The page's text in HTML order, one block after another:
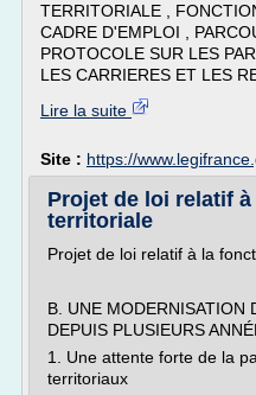
TERRITORIALE ,
CADRE D'EMPLOI ,
PROTOCOLE SUR LES
LES CARRIERES ET LES
Lire la suite
Site : https://
Projet de loi relatif
territoriale
Projet de loi relatif à la
B. UNE MODERNISATION
DEPUIS PLUSIEURS
1. Une attente forte de la
territoriaux